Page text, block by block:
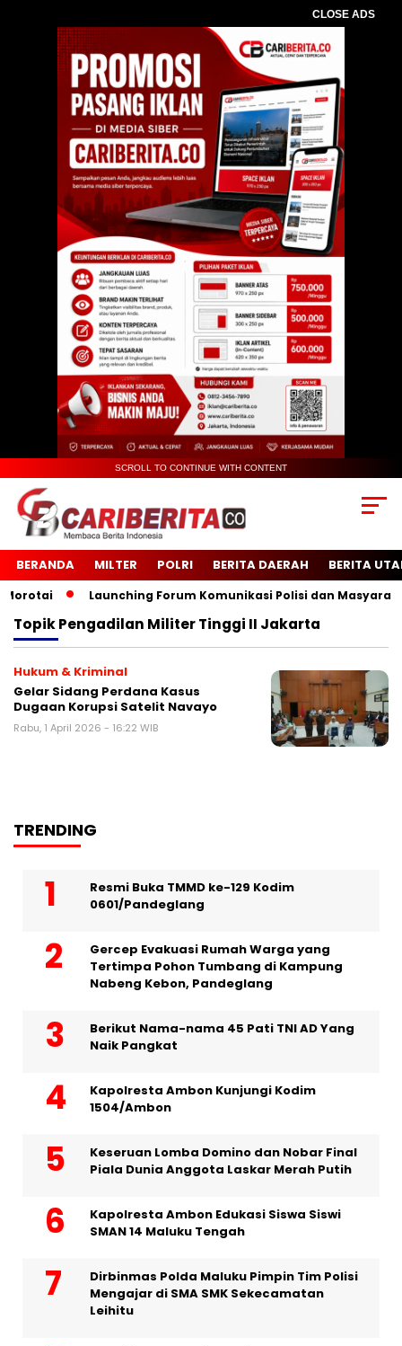
CLOSE ADS
SCROLL TO CONTINUE WITH CONTENT
BERANDA MILTER POLRI BERITA DAERAH BERITA
Launching Forum Komunikasi Polisi dan Masyarakat
TopikPengadilan Militer Tinggi II Jakarta
Hukum & Kriminal
Gelar Sidang Perdana Kasus
Dugaan Korupsi Satelit Navayo
Rabu, 1 April 2026 - 16:22 WIB
TRENDING
Resmi Buka TMMD ke-129 Kodim
0601/Pandeglang
Gercep Evakuasi Rumah Warga yang
Tertimpa Pohon Tumbang di Kampung
Nabeng Kebon, Pandeglang
Berikut Nama-nama 45 Pati TNI AD Yang
Naik Pangkat
Kapolresta Ambon Kunjungi Kodim
1504/Ambon
Keseruan Lomba Domino dan Nobar Final
Piala Dunia Anggota Laskar Merah Putih
Kapolresta Ambon Edukasi Siswa Siswi
SMAN 14 Maluku Tengah
Dirbinmas Polda Maluku Pimpin Tim Polisi
Mengajar di SMA SMK Sekecamatan
Leihitu